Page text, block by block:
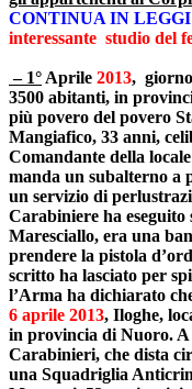
CONTINUA IN
interessante studio del
– 1° Aprile 2013,
3500 abitanti, in
più povero del povero
Mangiafico, 33 anni,
Comandante della
manda un subalterno a
un servizio di
Carabiniere ha eseguito
Maresciallo, era una
prendere la pistola
scritto ha lasciato per
l’Arma ha dichiarato
6 aprile 2013, Iloghe,
in provincia di Nuoro. A
Carabinieri, che dista
una Squadriglia